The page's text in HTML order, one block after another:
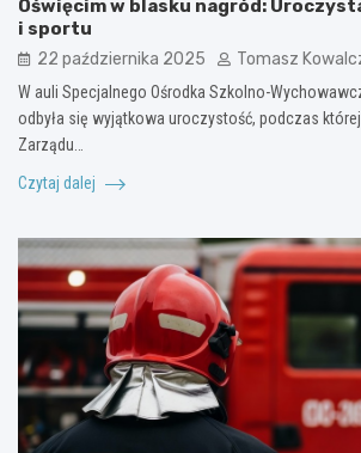
Oświęcim w blasku nagród:
i sportu
22 października 2025 Tomasz
W auli Specjalnego Ośrodka Szkolno-
odbyła się wyjątkowa uroczystość, podczas
Zarządu…
Czytaj dalej